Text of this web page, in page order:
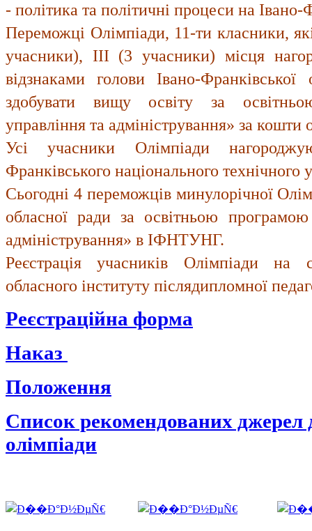
- політика та політичні процеси на
Переможці Олімпіади, 11-ти класники,
учасники), ІІІ (3 учасники) місця
відзнаками голови Івано-
здобувати вищу освіту за
управління та адміністрування» за
Усі учасники Олімпіади
Франківського національного технічного
Сьогодні 4 переможців минулорічної
обласної ради за освітньою
адміністрування» в ІФНТУНГ.
Реєстрація учасників Олімпіади на
обласного інституту післядипломної
Реєстраційна форма
Наказ
Положення
Список рекомендованих джерел
олімпіади